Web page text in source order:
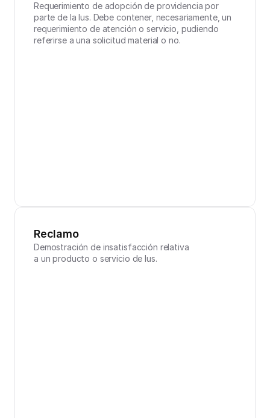
Requerimiento de adopción de providencia por
parte de la Ius. Debe contener, necesariamente, un
requerimiento de atención o servicio, pudiendo
referirse a una solicitud material o no.
Reclamo
Demostración de insatisfacción relativa
a un producto o servicio de Ius.